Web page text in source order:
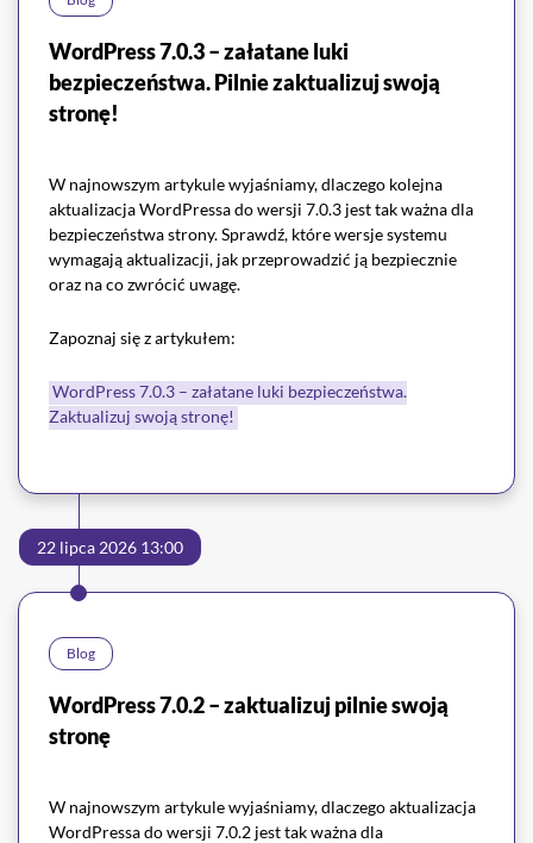
WordPress 7.0.3 – załatane luki
bezpieczeństwa. Pilnie zaktualizuj swoją
stronę!
W najnowszym artykule wyjaśniamy, dlaczego kolejna
aktualizacja WordPressa do wersji 7.0.3 jest tak ważna dla
bezpieczeństwa strony. Sprawdź, które wersje systemu
wymagają aktualizacji, jak przeprowadzić ją bezpiecznie
oraz na co zwrócić uwagę.
Zapoznaj się z artykułem:
WordPress 7.0.3 – załatane luki bezpieczeństwa.
Zaktualizuj swoją stronę!
22 lipca 2026 13:00
Blog
WordPress 7.0.2 – zaktualizuj pilnie swoją
stronę
W najnowszym artykule wyjaśniamy, dlaczego aktualizacja
WordPressa do wersji 7.0.2 jest tak ważna dla